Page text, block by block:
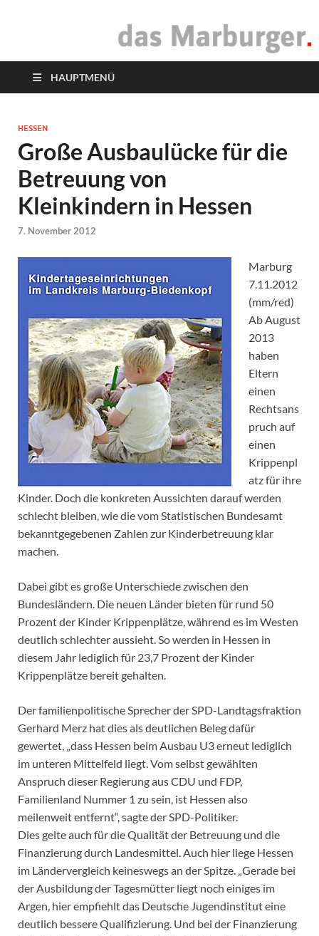
das Marburger.
HAUPTMENÜ
HESSEN
Große Ausbaulücke für die
Betreuung von
Kleinkindern in Hessen
7. November 2012
Marburg
7.11.2012
(mm/red)
Ab August
2013
haben
Eltern
einen
Rechtsans
pruch auf
einen
Krippenpl
atz für ihre
Kinder. Doch die konkreten Aussichten darauf werden
schlecht bleiben, wie die vom Statistischen Bundesamt
bekanntgegebenen Zahlen zur Kinderbetreuung klar
machen.
Dabei gibt es große Unterschiede zwischen den
Bundesländern. Die neuen Länder bieten für rund 50
Prozent der Kinder Krippenplätze, während es im Westen
deutlich schlechter aussieht. So werden in Hessen in
diesem Jahr lediglich für 23,7 Prozent der Kinder
Krippenplätze bereit gehalten.
Der familienpolitische Sprecher der SPD-Landtagsfraktion
Gerhard Merz hat dies als deutlichen Beleg dafür
gewertet, „dass Hessen beim Ausbau U3 erneut lediglich
im unteren Mittelfeld liegt. Vom selbst gewählten
Anspruch dieser Regierung aus CDU und FDP,
Familienland Nummer 1 zu sein, ist Hessen also
meilenweit entfernt“, sagte der SPD-Politiker.
Dies gelte auch für die Qualität der Betreuung und die
Finanzierung durch Landesmittel. Auch hier liege Hessen
im Ländervergleich keineswegs an der Spitze. „Gerade bei
der Ausbildung der Tagesmütter liegt noch einiges im
Argen, hier empfiehlt das Deutsche Jugendinstitut eine
deutlich bessere Qualifizierung. Und bei der Finanzierung